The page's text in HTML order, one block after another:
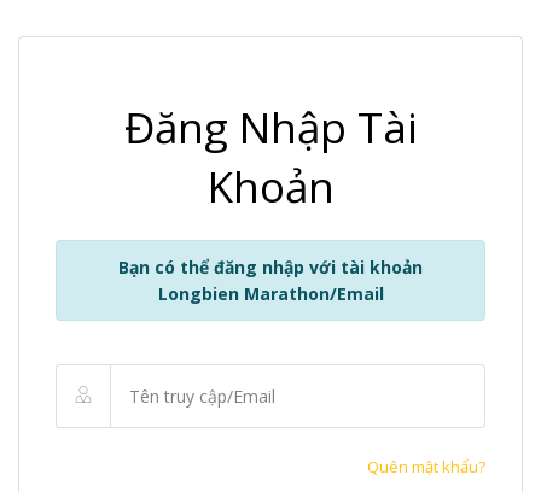
Đăng Nhập Tài
Khoản
Bạn có thể đăng nhập với tài khoản
Longbien Marathon/Email
Quên mật khẩu?